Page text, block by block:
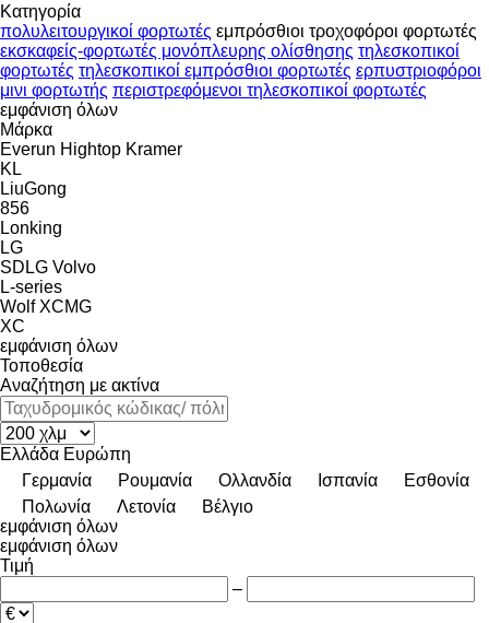
Κατηγορία
πολυλειτουργικοί φορτωτές εμπρόσθιοι τροχοφόροι φορτωτές
εκσκαφείς-φορτωτές μονόπλευρης ολίσθησης τηλεσκοπικοί
φορτωτές τηλεσκοπικοί εμπρόσθιοι φορτωτές ερπυστριοφόροι
μινι φορτωτής περιστρεφόμενοι τηλεσκοπικοί φορτωτές
εμφάνιση όλων
Μάρκα
Everun Hightop Kramer
KL
LiuGong
856
Lonking
LG
SDLG Volvo
L-series
Wolf XCMG
XC
εμφάνιση όλων
Τοποθεσία
Αναζήτηση με ακτίνα
Ελλάδα Ευρώπη
Γερμανία
Ρουμανία Ολλανδία Ισπανία
Εσθονία
Πολωνία
Λετονία
Βέλγιο
εμφάνιση όλων
εμφάνιση όλων
Τιμή
–